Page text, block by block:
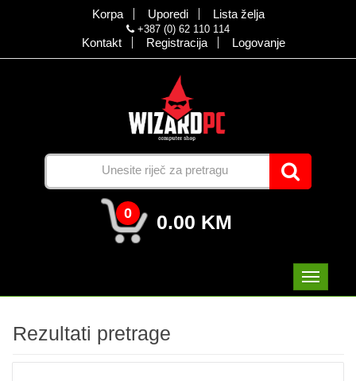
Korpa Uporedi Lista želja
+387 (0) 62 110 114
Kontakt Registracija Logovanje
0 0.00 KM
Rezultati pretrage